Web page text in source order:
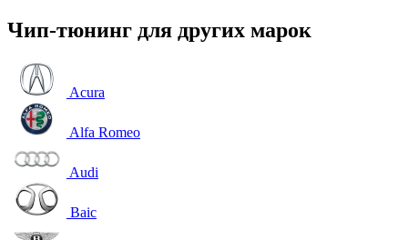
Чип-тюнинг для других марок
Acura
Alfa Romeo
Audi
Baic